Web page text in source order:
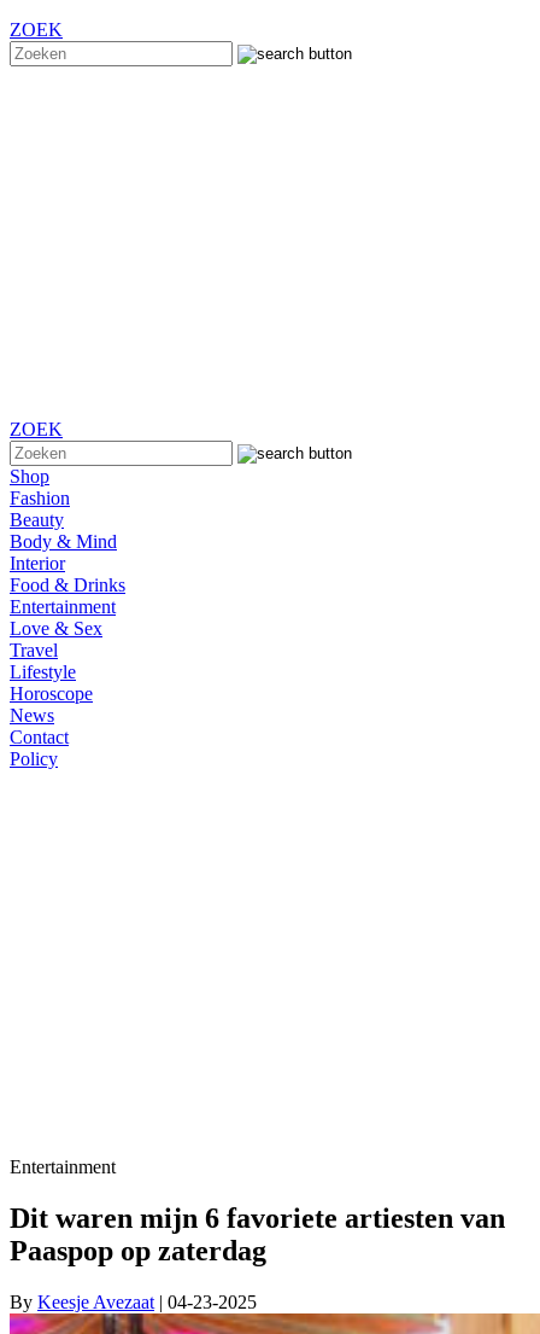
ZOEK
ZOEK
Shop
Fashion
Beauty
Body & Mind
Interior
Food & Drinks
Entertainment
Love & Sex
Travel
Lifestyle
Horoscope
News
Contact
Policy
Entertainment
Dit waren mijn 6 favoriete artiesten van
Paaspop op zaterdag
By Keesje Avezaat | 04-23-2025